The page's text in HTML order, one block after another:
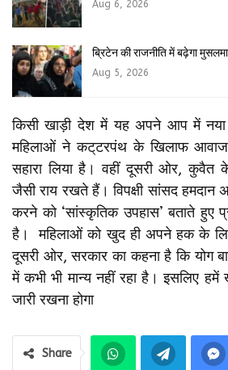
Aug 6, 2026
ब्रिटेन की राजनीति में बढ़ेगा
Aug 5, 2026
किसी खाड़ी देश में यह अपने आप में
महिलाओं ने कट्‌टरपंथ के खिलाफ
सहारा लिया है। वहीं दूसरी ओर, कुवैत
जैसी राय रखते हैं। विपक्षी सांसद
करने को ‘सांस्कृतिक उपहास’ बताते हुए
है। महिलाओं को खुद ही अपने हक के
दूसरी ओर, सरकार का कहना है कि योग
में कभी भी मान्य नहीं रहा है। इसलिए
जारी रखना होगा
Share